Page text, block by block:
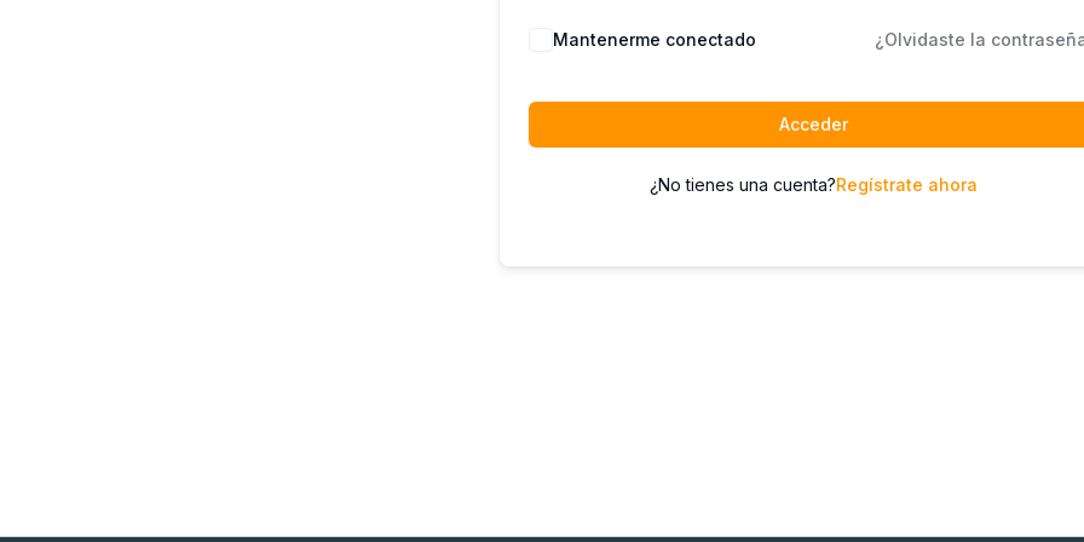
Mantenerme conectado ¿Olvidaste la
Acceder
¿No tienes una cuenta?Regístrate ahora